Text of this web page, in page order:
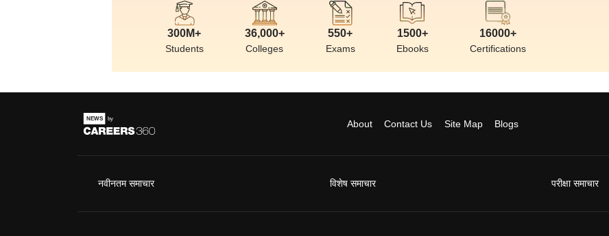
300M+
Students
36,000+
Colleges
550+
Exams
1500+
Ebooks
16000+
Certifications
About Contact Us Site Map Blogs
नवीनतम समाचार विशेष समाचार परीक्षा समाचार